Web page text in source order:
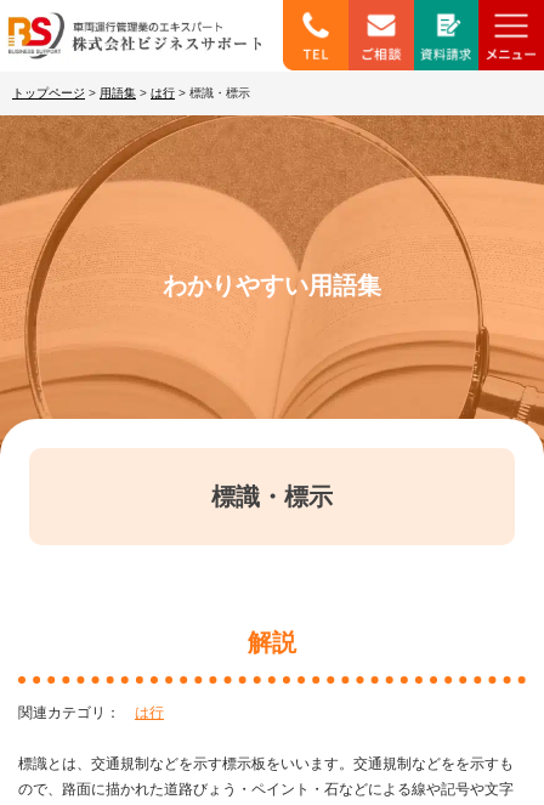
トップページ > 用語集 > は行 > 標識・標示
わかりやすい用語集
標識・標示
解説
は行
標識とは、交通規制などを示す標示板をいいます。交通規制などをを示すも
ので、路面に描かれた道路びょう・ペイント・石などによる線や記号や文字